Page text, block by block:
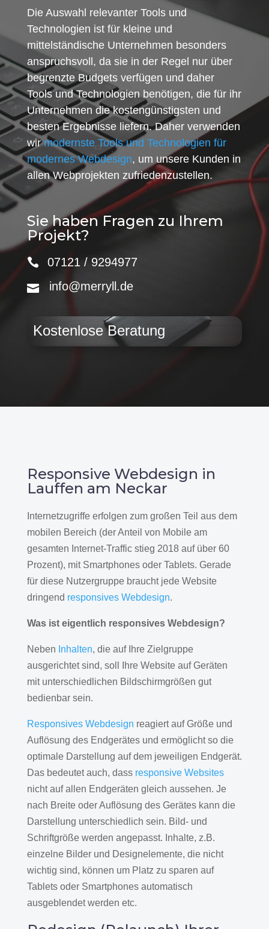
Die Auswahl relevanter Tools und
Technologien ist für kleine und
mittelständische Unternehmen besonders
anspruchsvoll, da sie in der Regel nur über
begrenzte Budgets verfügen und daher
Tools und Technologien benötigen, die für ihr
Unternehmen die kostengünstigsten und
besten Ergebnisse liefern. Daher verwenden
wirmodernste Tools und Technologien für
modernes Webdesign, um unsere Kunden in
allen Webprojekten zufriedenzustellen.
Sie haben Fragen zu Ihrem
Projekt?
07121 / 9294977
info@merryll.de
Kostenlose Beratung
Responsive Webdesign in
Lauffen am Neckar
Internetzugriffe erfolgen zum großen Teil aus dem
mobilen Bereich (der Anteil von Mobile am
gesamten Internet-Traffic stieg 2018 auf über 60
Prozent), mit Smartphones oder Tablets. Gerade
für diese Nutzergruppe braucht jede Website
dringend responsives Webdesign.
Was ist eigentlich responsives Webdesign?
Neben Inhalten, die auf Ihre Zielgruppe
ausgerichtet sind, soll Ihre Website auf Geräten
mit unterschiedlichen Bildschirmgrößen gut
bedienbar sein.
Responsives Webdesign reagiert auf Größe und
Auflösung des Endgerätes und ermöglicht so die
optimale Darstellung auf dem jeweiligen Endgerät.
Das bedeutet auch, dass responsive Websites
nicht auf allen Endgeräten gleich aussehen. Je
nach Breite oder Auflösung des Gerätes kann die
Darstellung unterschiedlich sein. Bild- und
Schriftgröße werden angepasst. Inhalte, z.B.
einzelne Bilder und Designelemente, die nicht
wichtig sind, können um Platz zu sparen auf
Tablets oder Smartphones automatisch
ausgeblendet werden etc.